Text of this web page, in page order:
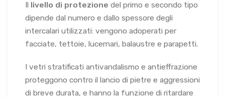
Il livello di protezione del primo e secondo tipo
dipende dal numero e dallo spessore degli
intercalari utilizzati: vengono adoperati per
facciate, tettoie, lucernari, balaustre e parapetti.
I vetri stratificati antivandalismo e antieffrazione
proteggono contro il lancio di pietre e aggressioni
di breve durata, e hanno la funzione di ritardare